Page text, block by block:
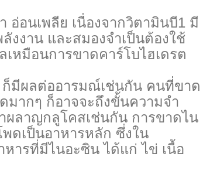
อ่อนเพลีย เนื่องจากวิตามินบี1 มี
งาน และสมองจำเป็นต้องใช้
หมือนการขาดคาร์โบไฮเดรต
มีผลต่ออารมณ์เช่นกัน คนที่ขาด
ากๆ ก็อาจจะถึงขั้นความจำ
ผลาญกลูโคสเช่นกัน การขาดไน
ดเป็นอาหารหลัก ซึ่งใน
ารที่มีไนอะซิน ได้แก่ ไข่ เนื้อ